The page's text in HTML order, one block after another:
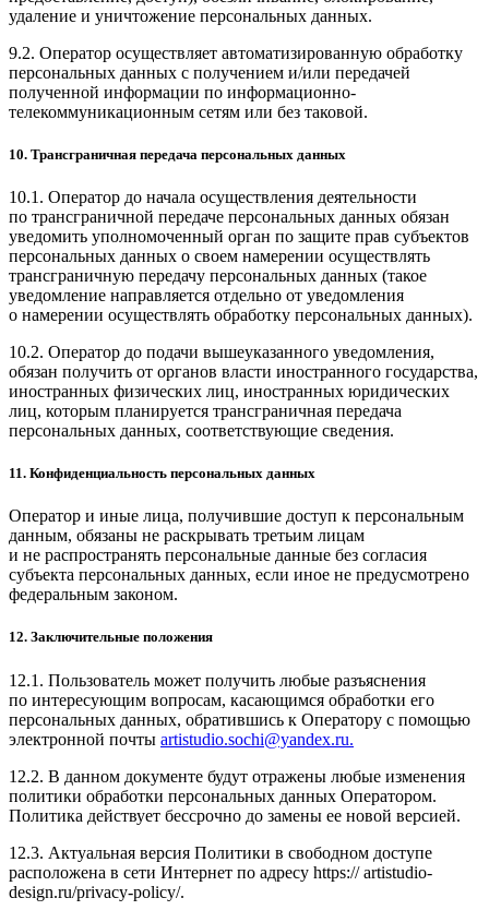
удаление и уничтожение персональных данных.
9.2. Оператор осуществляет автоматизированную обработку
персональных данных с получением и/или передачей
полученной информации по информационно-
телекоммуникационным сетям или без таковой.
10. Трансграничная передача персональных данных
10.1. Оператор до начала осуществления деятельности
по трансграничной передаче персональных данных обязан
уведомить уполномоченный орган по защите прав субъектов
персональных данных о своем намерении осуществлять
трансграничную передачу персональных данных (такое
уведомление направляется отдельно от уведомления
о намерении осуществлять обработку персональных данных).
10.2. Оператор до подачи вышеуказанного уведомления,
обязан получить от органов власти иностранного государства,
иностранных физических лиц, иностранных юридических
лиц, которым планируется трансграничная передача
персональных данных, соответствующие сведения.
11. Конфиденциальность персональных данных
Оператор и иные лица, получившие доступ к персональным
данным, обязаны не раскрывать третьим лицам
и не распространять персональные данные без согласия
субъекта персональных данных, если иное не предусмотрено
федеральным законом.
12. Заключительные положения
12.1. Пользователь может получить любые разъяснения
по интересующим вопросам, касающимся обработки его
персональных данных, обратившись к Оператору с помощью
электронной почты artistudio.sochi@yandex.ru.
12.2. В данном документе будут отражены любые изменения
политики обработки персональных данных Оператором.
Политика действует бессрочно до замены ее новой версией.
12.3. Актуальная версия Политики в свободном доступе
расположена в сети Интернет по адресу https:// artistudio-
design.ru/privacy-policy/.